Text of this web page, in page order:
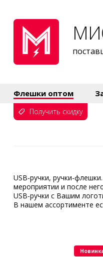
Флешки оптом
Получить скидку
USB-ручки, ручки-
мероприятии и после
USB-ручки с Вашим
В нашем ассортименте